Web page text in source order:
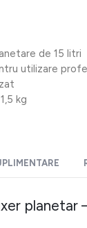
de 15 litri
utilizare
kg